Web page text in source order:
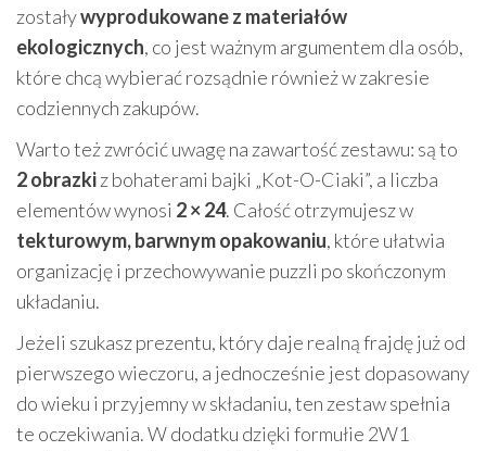
zostaływyprodukowane z materiałów
ekologicznych, co jest ważnym argumentem dla osób,
które chcą wybierać rozsądnie również w zakresie
codziennych zakupów.
Warto też zwrócić uwagę na zawartość zestawu: są to
2 obrazkiz bohaterami bajki „Kot-O-Ciaki”, a liczba
elementów wynosi 2 × 24. Całość otrzymujesz w
tekturowym, barwnym opakowaniu, które ułatwia
organizację i przechowywanie puzzli po skończonym
układaniu.
Jeżeli szukasz prezentu, który daje realną frajdę już od
pierwszego wieczoru, a jednocześnie jest dopasowany
do wieku i przyjemny w składaniu, ten zestaw spełnia
te oczekiwania. W dodatku dzięki formułie 2W1